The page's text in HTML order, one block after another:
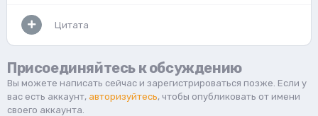
Цитата
Присоединяйтесь к обсуждению
Вы можете написать сейчас и зарегистрироваться позже. Если у
вас есть аккаунт, авторизуйтесь, чтобы опубликовать от имени
своего аккаунта.